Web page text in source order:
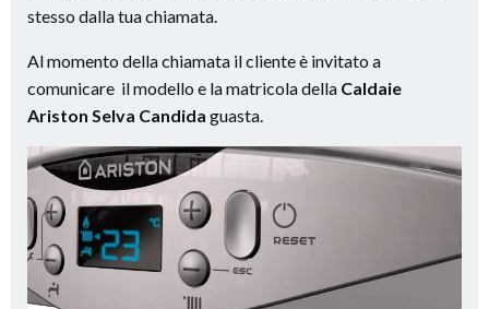
stesso dalla tua chiamata.
Al momento della chiamata il cliente è invitato a
comunicare il modello e la matricola della Caldaie
Ariston Selva Candida guasta.